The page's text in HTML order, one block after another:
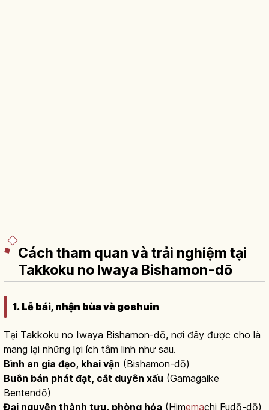
Cách tham quan và trải nghiệm tại
Takkoku no Iwaya Bishamon-dō
1. Lễ bái, nhận bùa và goshuin
Tại Takkoku no Iwaya Bishamon-dō, nơi đây được cho là
mang lại những lợi ích tâm linh như sau.
Bình an gia đạo, khai vận (Bishamon-dō)
Buôn bán phát đạt, cắt duyên xấu (Gamagaike
Bentendō)
Đại nguyện thành tựu, phòng hỏa (Himemachi Fudō-dō)